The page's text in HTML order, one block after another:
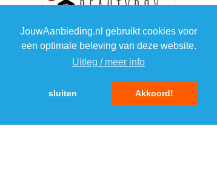
JouwAanbieding.nl gebruikt cookies voor
een optimale beleving van deze website.
Uitleg / meer info
sluiten Akkoord!
4